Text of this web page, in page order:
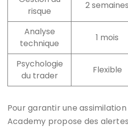
risque
2 semaines
Analyse
technique
1 mois
Psychologie
du trader
Flexible
Pour garantir une
Academy propose des